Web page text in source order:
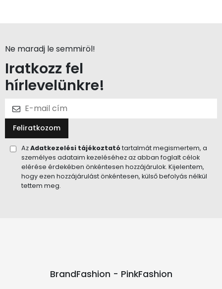
Ne maradj le semmiröl!
Iratkozz fel
hírlevelünkre!
Feliratkozom
AzAdatkezelési tájékoztatótartalmát megismertem, a
személyes adataim kezeléséhez az abban foglalt célok
elérése érdekében önkéntesen hozzájárulok. Kijelentem,
hogy ezen hozzájárulást önkéntesen, külső befolyás nélkül
tettem meg.
BrandFashion - PinkFashion